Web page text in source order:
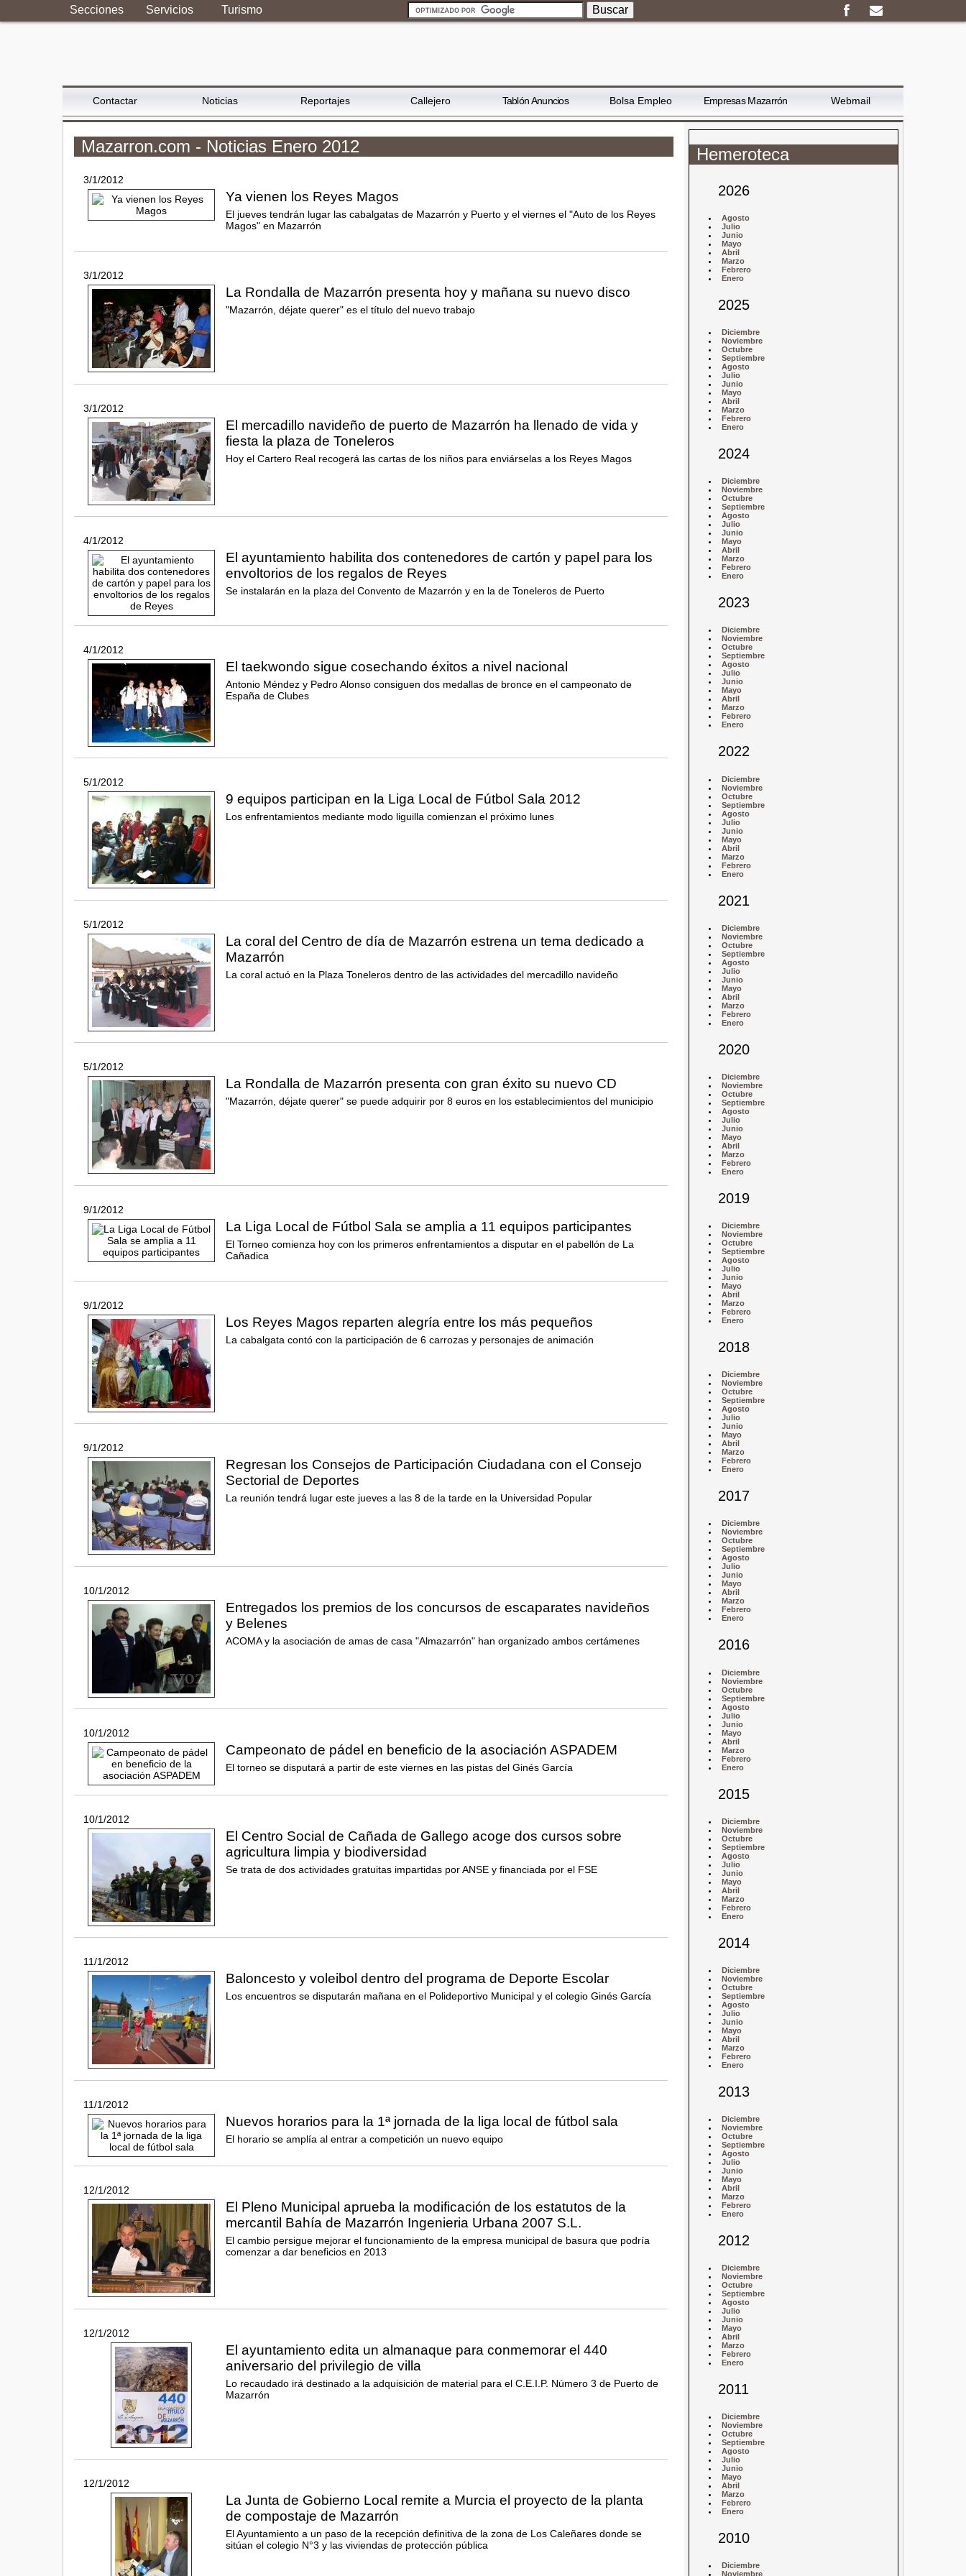
Secciones Servicios Turismo
Contactar Noticias Reportajes Callejero Tablón Anuncios Bolsa Empleo Empresas Mazarrón Webmail
Mazarron.com - Noticias Enero 2012
3/1/2012
Ya vienen los Reyes Magos
El jueves tendrán lugar las cabalgatas de Mazarrón y Puerto y el viernes el "Auto de los Reyes
Magos" en Mazarrón
3/1/2012
La Rondalla de Mazarrón presenta hoy y mañana su nuevo disco
"Mazarrón, déjate querer" es el título del nuevo trabajo
3/1/2012
El mercadillo navideño de puerto de Mazarrón ha llenado de vida y
fiesta la plaza de Toneleros
Hoy el Cartero Real recogerá las cartas de los niños para enviárselas a los Reyes Magos
4/1/2012
El ayuntamiento habilita dos contenedores de cartón y papel para los
envoltorios de los regalos de Reyes
Se instalarán en la plaza del Convento de Mazarrón y en la de Toneleros de Puerto
4/1/2012
El taekwondo sigue cosechando éxitos a nivel nacional
Antonio Méndez y Pedro Alonso consiguen dos medallas de bronce en el campeonato de
España de Clubes
5/1/2012
9 equipos participan en la Liga Local de Fútbol Sala 2012
Los enfrentamientos mediante modo liguilla comienzan el próximo lunes
5/1/2012
La coral del Centro de día de Mazarrón estrena un tema dedicado a
Mazarrón
La coral actuó en la Plaza Toneleros dentro de las actividades del mercadillo navideño
5/1/2012
La Rondalla de Mazarrón presenta con gran éxito su nuevo CD
"Mazarrón, déjate querer" se puede adquirir por 8 euros en los establecimientos del municipio
9/1/2012
La Liga Local de Fútbol Sala se amplia a 11 equipos participantes
El Torneo comienza hoy con los primeros enfrentamientos a disputar en el pabellón de La
Cañadica
9/1/2012
Los Reyes Magos reparten alegría entre los más pequeños
La cabalgata contó con la participación de 6 carrozas y personajes de animación
9/1/2012
Regresan los Consejos de Participación Ciudadana con el Consejo
Sectorial de Deportes
La reunión tendrá lugar este jueves a las 8 de la tarde en la Universidad Popular
10/1/2012
Entregados los premios de los concursos de escaparates navideños
y Belenes
ACOMA y la asociación de amas de casa "Almazarrón" han organizado ambos certámenes
10/1/2012
Campeonato de pádel en beneficio de la asociación ASPADEM
El torneo se disputará a partir de este viernes en las pistas del Ginés García
10/1/2012
El Centro Social de Cañada de Gallego acoge dos cursos sobre
agricultura limpia y biodiversidad
Se trata de dos actividades gratuitas impartidas por ANSE y financiada por el FSE
11/1/2012
Baloncesto y voleibol dentro del programa de Deporte Escolar
Los encuentros se disputarán mañana en el Polideportivo Municipal y el colegio Ginés García
11/1/2012
Nuevos horarios para la 1ª jornada de la liga local de fútbol sala
El horario se amplía al entrar a competición un nuevo equipo
12/1/2012
El Pleno Municipal aprueba la modificación de los estatutos de la
mercantil Bahía de Mazarrón Ingenieria Urbana 2007 S.L.
El cambio persigue mejorar el funcionamiento de la empresa municipal de basura que podría
comenzar a dar beneficios en 2013
12/1/2012
El ayuntamiento edita un almanaque para conmemorar el 440
aniversario del privilegio de villa
Lo recaudado irá destinado a la adquisición de material para el C.E.I.P. Número 3 de Puerto de
Mazarrón
12/1/2012
La Junta de Gobierno Local remite a Murcia el proyecto de la planta
de compostaje de Mazarrón
El Ayuntamiento a un paso de la recepción definitiva de la zona de Los Caleñares donde se
sitúan el colegio N°3 y las viviendas de protección pública
Hemeroteca
2026
Agosto
Julio
Junio
Mayo
Abril
Marzo
Febrero
Enero
2025
Diciembre
Noviembre
Octubre
Septiembre
Agosto
Julio
Junio
Mayo
Abril
Marzo
Febrero
Enero
2024
Diciembre
Noviembre
Octubre
Septiembre
Agosto
Julio
Junio
Mayo
Abril
Marzo
Febrero
Enero
2023
Diciembre
Noviembre
Octubre
Septiembre
Agosto
Julio
Junio
Mayo
Abril
Marzo
Febrero
Enero
2022
Diciembre
Noviembre
Octubre
Septiembre
Agosto
Julio
Junio
Mayo
Abril
Marzo
Febrero
Enero
2021
Diciembre
Noviembre
Octubre
Septiembre
Agosto
Julio
Junio
Mayo
Abril
Marzo
Febrero
Enero
2020
Diciembre
Noviembre
Octubre
Septiembre
Agosto
Julio
Junio
Mayo
Abril
Marzo
Febrero
Enero
2019
Diciembre
Noviembre
Octubre
Septiembre
Agosto
Julio
Junio
Mayo
Abril
Marzo
Febrero
Enero
2018
Diciembre
Noviembre
Octubre
Septiembre
Agosto
Julio
Junio
Mayo
Abril
Marzo
Febrero
Enero
2017
Diciembre
Noviembre
Octubre
Septiembre
Agosto
Julio
Junio
Mayo
Abril
Marzo
Febrero
Enero
2016
Diciembre
Noviembre
Octubre
Septiembre
Agosto
Julio
Junio
Mayo
Abril
Marzo
Febrero
Enero
2015
Diciembre
Noviembre
Octubre
Septiembre
Agosto
Julio
Junio
Mayo
Abril
Marzo
Febrero
Enero
2014
Diciembre
Noviembre
Octubre
Septiembre
Agosto
Julio
Junio
Mayo
Abril
Marzo
Febrero
Enero
2013
Diciembre
Noviembre
Octubre
Septiembre
Agosto
Julio
Junio
Mayo
Abril
Marzo
Febrero
Enero
2012
Diciembre
Noviembre
Octubre
Septiembre
Agosto
Julio
Junio
Mayo
Abril
Marzo
Febrero
Enero
2011
Diciembre
Noviembre
Octubre
Septiembre
Agosto
Julio
Junio
Mayo
Abril
Marzo
Febrero
Enero
2010
Diciembre
Noviembre